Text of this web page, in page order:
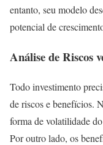
entanto, seu modelo
potencial de
Análise de Riscos
Todo investimento
de riscos e benefícios.
forma de volatilidade
Por outro lado, os